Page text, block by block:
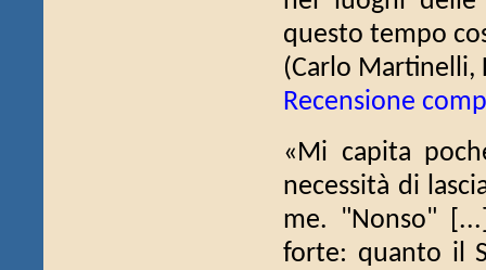
questo tempo
(Carlo Martinelli,
Recensione
«Mi capita
necessità di
me. "Nonso"
forte: quanto il